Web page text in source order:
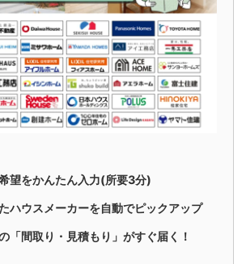
望をかんたん入力(所要3分)
ハウスメーカーを自動でピックアップ
「間取り・見積もり」がすぐ届く！